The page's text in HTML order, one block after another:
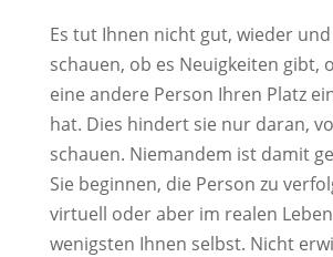
Es tut Ihnen nicht gut, wieder
schauen, ob es Neuigkeiten gibt,
eine andere Person Ihren Platz
hat. Dies hindert sie nur daran,
schauen. Niemandem ist damit
Sie beginnen, die Person zu
virtuell oder aber im realen
wenigsten Ihnen selbst. Nicht